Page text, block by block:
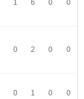
1 6 0 0
0 2 0 0
0 1 0 0